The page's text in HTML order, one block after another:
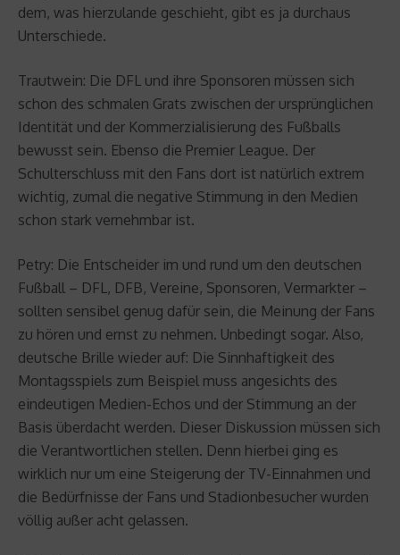
dem, was hierzulande geschieht, gibt es ja durchaus
Unterschiede.
Trautwein: Die DFL und ihre Sponsoren müssen sich
schon des schmalen Grats zwischen der ursprünglichen
Identität und der Kommerzialisierung des Fußballs
bewusst sein. Ebenso die Premier League. Der
Schulterschluss mit den Fans dort ist natürlich extrem
wichtig, zumal die negative Stimmung in den Medien
schon stark vernehmbar ist.
Petry: Die Entscheider im und rund um den deutschen
Fußball – DFL, DFB, Vereine, Sponsoren, Vermarkter –
sollten sensibel genug dafür sein, die Meinung der Fans
zu hören und ernst zu nehmen. Unbedingt sogar. Also,
deutsche Brille wieder auf: Die Sinnhaftigkeit des
Montagsspiels zum Beispiel muss angesichts des
eindeutigen Medien-Echos und der Stimmung an der
Basis überdacht werden. Dieser Diskussion müssen sich
die Verantwortlichen stellen. Denn hierbei ging es
wirklich nur um eine Steigerung der TV-Einnahmen und
die Bedürfnisse der Fans und Stadionbesucher wurden
völlig außer acht gelassen.